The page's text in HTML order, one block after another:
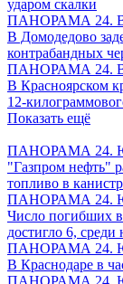
ударом скалки
ПАНОРАМА 24.
В Домодедово
контрабандных
ПАНОРАМА 24.
В Красноярском
12-
Показать ещё
ПАНОРАМА 24.
"Газпром нефть"
топливо в
ПАНОРАМА 24.
Число погибших
достигло 6, среди
ПАНОРАМА 24.
В Краснодаре в